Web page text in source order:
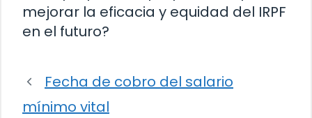
mejorar la eficacia y equidad del IRPF
en el futuro?
Fecha de cobro del salario
mínimo vital